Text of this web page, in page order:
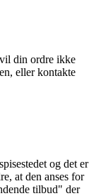
din ordre ikke
eller kontakte
og det er
at den anses for
tilbud" der